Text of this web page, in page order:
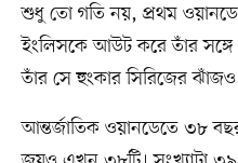
শুধু তো গতি নয়, প্রথম
ইংলিসকে আউট করে তাঁর সঙ্গে
তাঁর সে হুংকার সিরিজের ঝাঁজও
আন্তর্জাতিক ওয়ানডেতে ৩৮